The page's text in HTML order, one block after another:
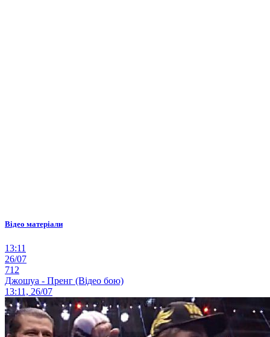
Відео матеріали
13:11
26/07
712
Джошуа - Пренг (Відео бою)
13:11, 26/07